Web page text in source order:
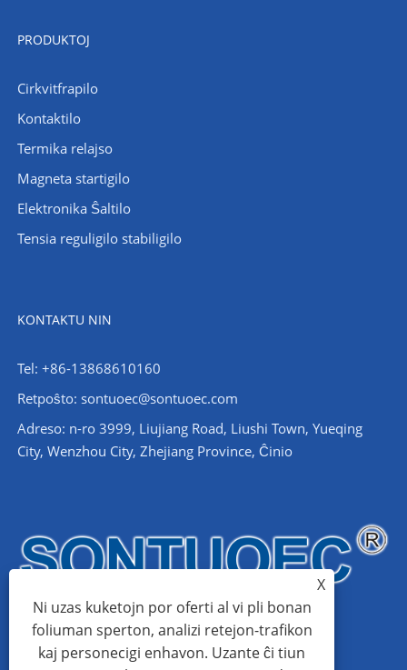
PRODUKTOJ
Cirkvitfrapilo
Kontaktilo
Termika relajso
Magneta startigilo
Elektronika Ŝaltilo
Tensia reguligilo stabiligilo
KONTAKTU NIN
Tel: +86-13868610160
Retpoŝto: sontuoec@sontuoec.com
Adreso: n-ro 3999, Liujiang Road, Liushi Town, Yueqing
City, Wenzhou City, Zhejiang Province, Ĉinio
X
Ni uzas kuketojn por oferti al vi pli bonan
foliuman sperton, analizi retejon-trafikon
kaj personecigi enhavon. Uzante ĉi tiun